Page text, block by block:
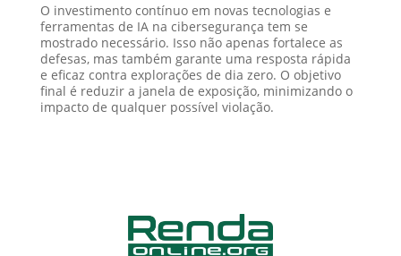
O investimento contínuo em novas tecnologias e
ferramentas de IA na cibersegurança tem se
mostrado necessário. Isso não apenas fortalece as
defesas, mas também garante uma resposta rápida
e eficaz contra explorações de dia zero. O objetivo
final é reduzir a janela de exposição, minimizando o
impacto de qualquer possível violação.